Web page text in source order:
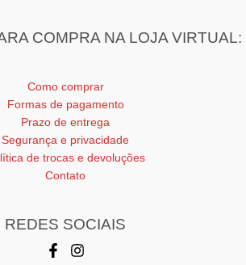
COMPRA NA LOJA VIRTUAL:
Como comprar
Formas de pagamento
Prazo de entrega
Segurança e privacidade
de trocas e devoluções
Contato
REDES SOCIAIS